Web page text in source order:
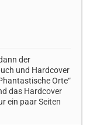
der
und Hardcover
Orte“
das Hardcover
ein paar Seiten